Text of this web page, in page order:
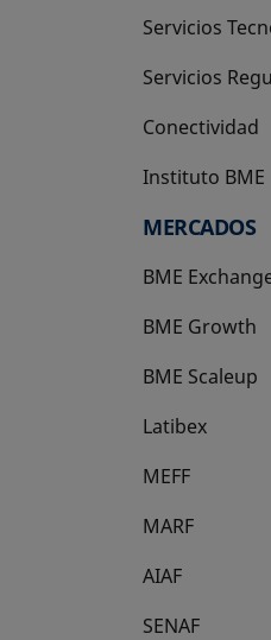
Servicios
Servicios
Conectividad
Instituto BME
se abre en
MERCADOS
BME
BME Growth
se abre en
BME Scaleup
se abre en
Latibex
se abre en
MEFF
se abre en
MARF
AIAF
SENAF